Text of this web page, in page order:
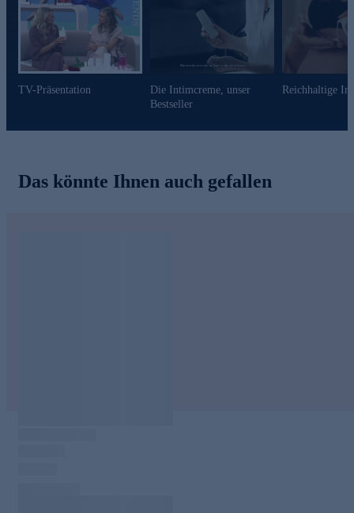
TV-Präsentation
Die Intimcreme, unser
Bestseller
Reichhaltige
Das könnte Ihnen auch gefallen